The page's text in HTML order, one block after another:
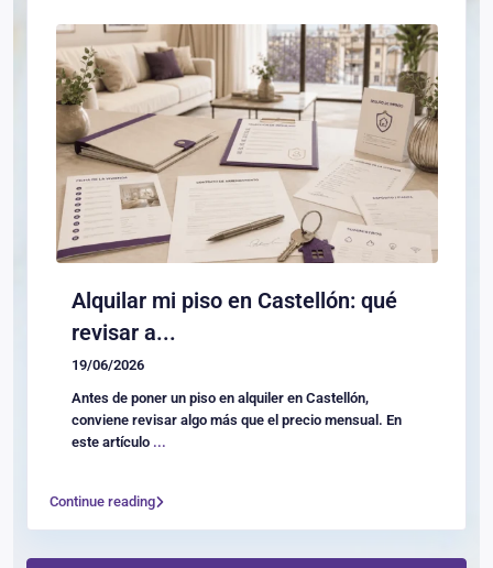
Alquilar mi piso en Castellón: qué
revisar a...
19/06/2026
Antes de poner un piso en alquiler en Castellón,
conviene revisar algo más que el precio mensual. En
este artículo ...
Continue reading